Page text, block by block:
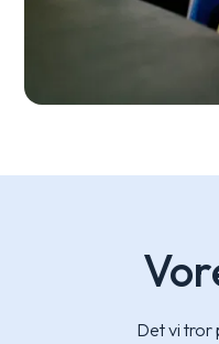
Det vi tror